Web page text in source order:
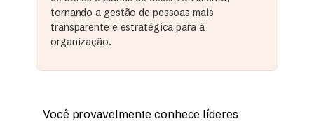
tornando a gestão de pessoas mais
transparente e estratégica para a
organização.
Você provavelmente conhece líderes